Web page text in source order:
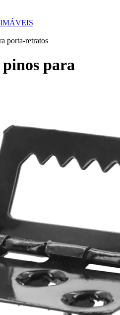
porta-retratos
para